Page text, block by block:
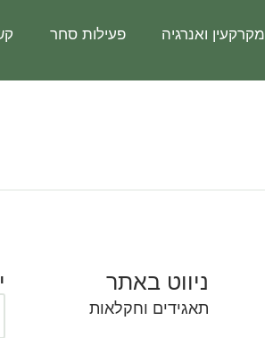
מקרקעין ואנרגיה פעילות סחר
ניווט באתר
תאגידים וחקלאות